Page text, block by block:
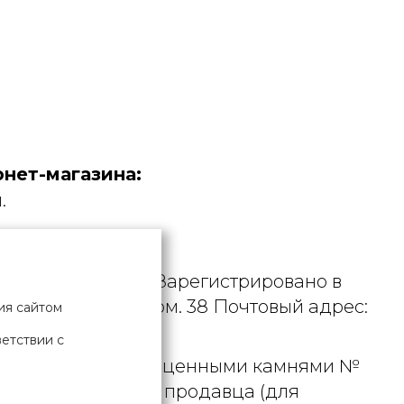
магазина:
190729471. Зарегистрировано в
д. 9А, пом. 38 Почтовый адрес:
и драгоценными камнями №
телефона продавца (для
сайтом
с